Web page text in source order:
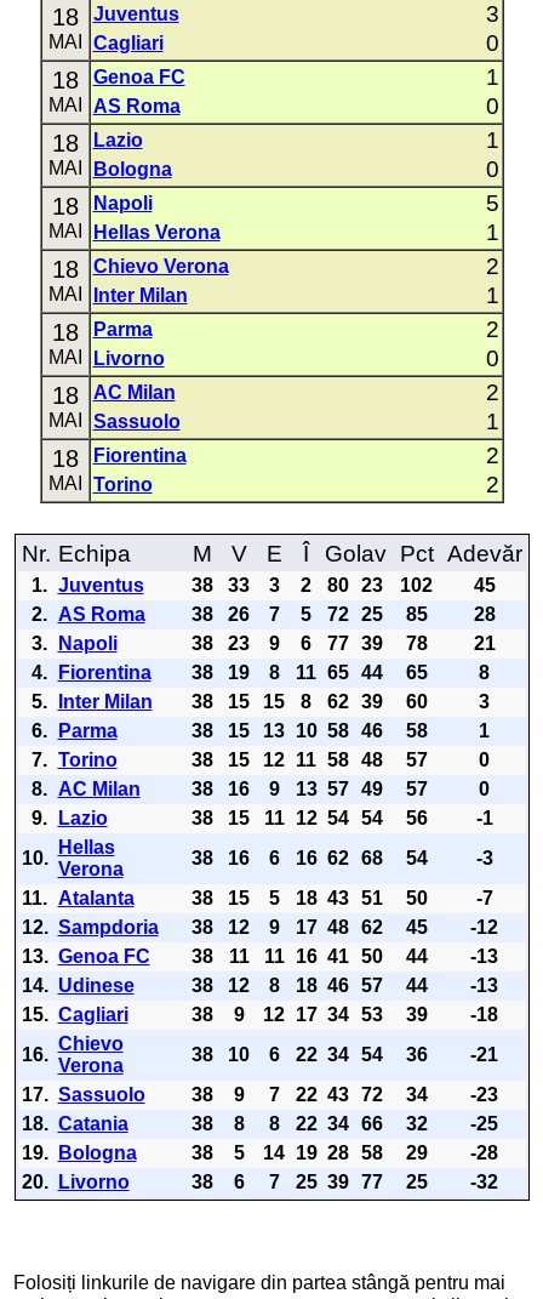
18
MAI
Juventus 3
Cagliari 0
18
MAI
Genoa FC 1
AS Roma 0
18
MAI
Lazio 1
Bologna 0
18
MAI
Napoli 5
Hellas Verona 1
18
MAI
Chievo Verona 2
Inter Milan 1
18
MAI
Parma 2
Livorno 0
18
MAI
AC Milan 2
Sassuolo 1
18
MAI
Fiorentina 2
Torino 2
Nr. Echipa M V E Î Golav Pct Adevăr
1. Juventus 38 33 3 2 80 23 102
45
2. AS Roma 38 26 7 5 72 25 85
28
3.
Napoli 38 23 9 6 77 39 78
21
4.
Fiorentina 38 19 8 11 65 44 65
8
5.
Inter Milan 38 15 15 8 62 39 60
3
6.
Parma 38 15 13 10 58 46 58
1
7. Torino 38 15 12 11 58 48 57
0
8. AC Milan 38 16 9 13 57 49 57
0
9.
Lazio 38 15 11 12 54 54 56
-1
10.
Hellas
Verona
38 16 6 16 62 68 54
-3
11. Atalanta 38 15 5 18 43 51 50
-7
12. Sampdoria 38 12 9 17 48 62 45
-12
13. Genoa FC 38 11 11 16 41 50 44
-13
14. Udinese 38 12 8 18 46 57 44
-13
15. Cagliari 38 9 12 17 34 53 39
-18
16.
Chievo
Verona
38 10 6 22 34 54 36
-21
17. Sassuolo 38 9 7 22 43 72 34
-23
18. Catania 38 8 8 22 34 66 32
-25
19.
Bologna 38 5 14 19 28 58 29
-28
20.
Livorno 38 6 7 25 39 77 25 -32
Folosiți linkurile de navigare din partea stângă pentru mai